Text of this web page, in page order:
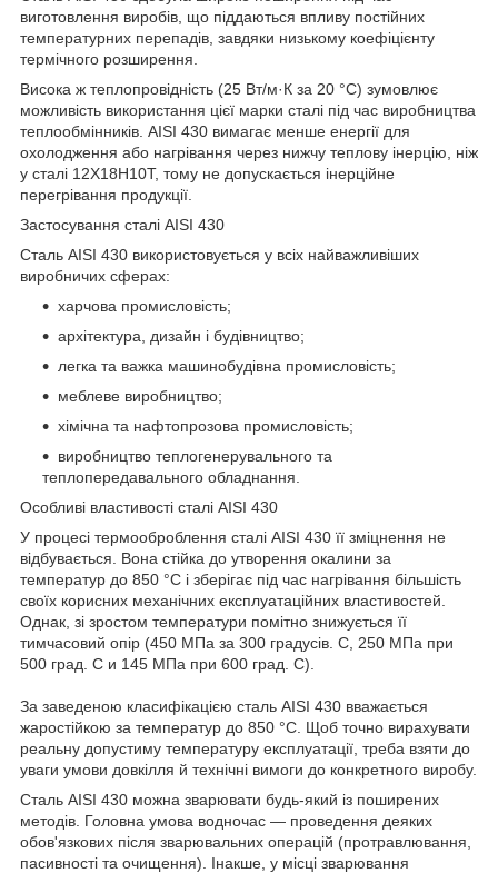
виготовлення виробів, що піддаються впливу постійних
температурних перепадів, завдяки низькому коефіцієнту
термічного розширення.
Висока ж теплопровідність (25 Вт/м·К за 20 °C) зумовлює
можливість використання цієї марки сталі під час виробництва
теплообмінників. AISI 430 вимагає менше енергії для
охолодження або нагрівання через нижчу теплову інерцію, ніж
у сталі 12Х18Н10Т, тому не допускається інерційне
перегрівання продукції.
Застосування сталі AISI 430
Сталь AISI 430 використовується у всіх найважливіших
виробничих сферах:
харчова промисловість;
архітектура, дизайн і будівництво;
легка та важка машинобудівна промисловість;
меблеве виробництво;
хімічна та нафтопрозова промисловість;
виробництво теплогенерувального та
теплопередавального обладнання.
Особливі властивості сталі AISI 430
У процесі термооброблення сталі AISI 430 її зміцнення не
відбувається. Вона стійка до утворення окалини за
температур до 850 °C і зберігає під час нагрівання більшість
своїх корисних механічних експлуатаційних властивостей.
Однак, зі зростом температури помітно знижується її
тимчасовий опір (450 МПа за 300 градусів. С, 250 МПа при
500 град. С и 145 МПа при 600 град. С).
За заведеною класифікацією сталь AISI 430 вважається
жаростійкою за температур до 850 °C. Щоб точно вирахувати
реальну допустиму температуру експлуатації, треба взяти до
уваги умови довкілля й технічні вимоги до конкретного виробу.
Сталь AISI 430 можна зварювати будь-який із поширених
методів. Головна умова водночас — проведення деяких
обов'язкових після зварювальних операцій (протравлювання,
пасивності та очищення). Інакше, у місці зварювання